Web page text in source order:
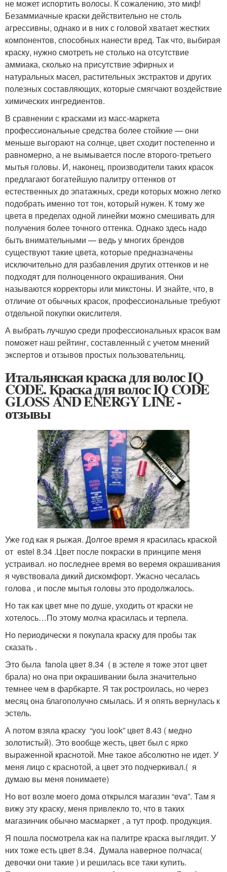
не может испортить волосы. К сожалению, это миф!
Безаммиачные краски действительно не столь
агрессивны, однако и в них с головой хватает жестких
компонентов, способных нанести вред. Так что, выбирая
краску, нужно смотреть не столько на отсутствие
аммиака, сколько на присутствие эфирных и
натуральных масел, растительных экстрактов и других
полезных составляющих, которые смягчают воздействие
химических ингредиентов.
В сравнении с красками из масс-маркета
профессиональные средства более стойкие — они
меньше выгорают на солнце, цвет сходит постепенно и
равномерно, а не вымывается после второго-третьего
мытья головы. И, наконец, производители таких красок
предлагают богатейшую палитру оттенков от
естественных до эпатажных, среди которых можно легко
подобрать именно тот тон, который нужен. К тому же
цвета в пределах одной линейки можно смешивать для
получения более точного оттенка. Однако здесь надо
быть внимательными — ведь у многих брендов
существуют такие цвета, которые предназначены
исключительно для разбавления других оттенков и не
подходят для полноценного окрашивания. Они
называются корректоры или микстоны. И знайте, что, в
отличие от обычных красок, профессиональные требуют
отдельной покупки окислителя.
А выбрать лучшую среди профессиональных красок вам
поможет наш рейтинг, составленный с учетом мнений
экспертов и отзывов простых пользовательниц.
Итальянская краска для волос IQ
CODE. Краска для волос IQ CODE
GLOSS AND ENERGY LINE -
отзывы
Уже год как я рыжая. Долгое время я красилась краской
от estel 8.34 .Цвет после покраски в принципе меня
устраивал. но последнее время во веремя окрашивания
я чувствовала дикий дискомфорт. Ужасно чесалась
голова , и после мытья головы это продолжалось.
Но так как цвет мне по душе, уходить от краски не
хотелось…По этому молча красилась и терпела.
Но периодически я покупала краску для пробы так
сказать .
Это была fanola цвет 8.34 ( в эстеле я тоже этот цвет
брала) но она при окрашивании была значительно
темнее чем в фарбкарте. Я так ростроилась, но через
месяц она благополучно смылась. И я опять вернулась к
эстель.
А потом взяла краску “you look” цвет 8.43 ( медно
золотистый). Это вообще жесть, цвет был с ярко
выраженной краснотой. Мне такое абсолютно не идет. У
меня лицо с краснотой, а цвет это подчеркивал.( я
думаю вы меня понимаете)
Но вот возле моего дома открылся магазин “eva”. Там я
вижу эту краску, меня привлекло то, что в таких
магазинчик обычно масмаркет , а тут проф. продукция.
Я пошла посмотрела как на палитре краска выглядит. У
них тоже есть цвет 8.34. Думала наверное полчаса(
девочки они такие ) и решилась все таки купить.